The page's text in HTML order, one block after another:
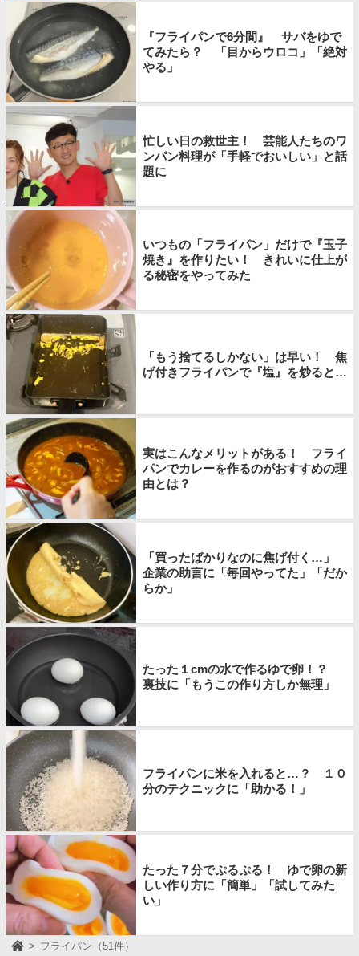
『フライパンで6分間』 サバをゆで
てみたら？ 「目からウロコ」「絶対
やる」
忙しい日の救世主！ 芸能人たちのワ
ンパン料理が「手軽でおいしい」と話
題に
いつもの「フライパン」だけで『玉子
焼き』を作りたい！ きれいに仕上が
る秘密をやってみた
「もう捨てるしかない」は早い！ 焦
げ付きフライパンで『塩』を炒ると…
実はこんなメリットがある！ フライ
パンでカレーを作るのがおすすめの理
由とは？
「買ったばかりなのに焦げ付く…」
企業の助言に「毎回やってた」「だか
らか」
たった１cmの水で作るゆで卵！？
裏技に「もうこの作り方しか無理」
フライパンに米を入れると…？ １０
分のテクニックに「助かる！」
たった７分でぷるぷる！ ゆで卵の新
しい作り方に「簡単」「試してみた
い」
フライパン（51件）